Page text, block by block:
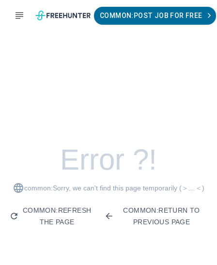
COMMON:POST JOB FOR FREE
Error ?!
common:Sorry, we can't find this page temporarily (＞﹏＜)
COMMON:REFRESH
THE PAGE
COMMON:RETURN TO
PREVIOUS PAGE